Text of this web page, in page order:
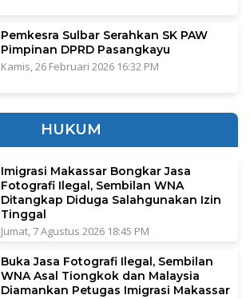
Pemkesra Sulbar Serahkan SK PAW
Pimpinan DPRD Pasangkayu
Kamis, 26 Februari 2026 16:32 PM
HUKUM
Imigrasi Makassar Bongkar Jasa
Fotografi Ilegal, Sembilan WNA
Ditangkap Diduga Salahgunakan Izin
Tinggal
Jumat, 7 Agustus 2026 18:45 PM
Buka Jasa Fotografi Ilegal, Sembilan
WNA Asal Tiongkok dan Malaysia
Diamankan Petugas Imigrasi Makassar